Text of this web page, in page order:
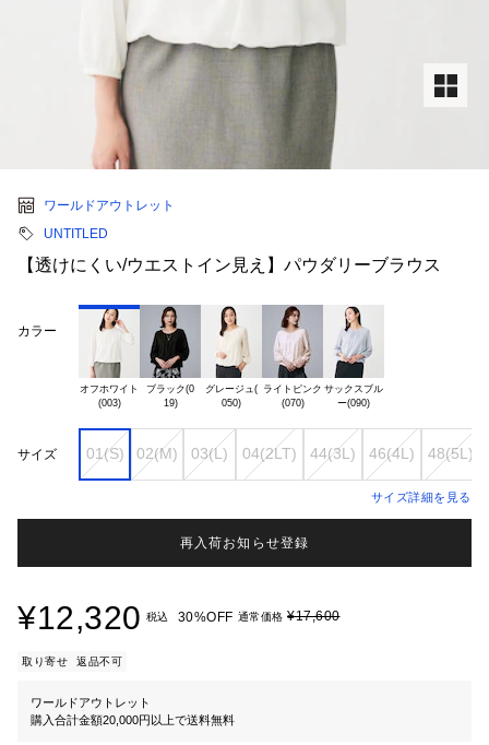
ワールドアウトレット
UNTITLED
【透けにくい/ウエストイン見え】パウダリーブラウス
カラー
オフホワイト
(003)
ブラック(0
19)
グレージュ( ライトピンク
(070)
サックスブル
サイズ 01(S) 02(M) 03(L) 04(2LT) 44(3L) 46(4L) 48(5L)
サイズ詳細を見る
再入荷お知らせ登録
¥12,320 税込 30%OFF 通常価格 ¥17,600
取り寄せ 返品不可
ワールドアウトレット
購入合計金額20,000円以上で送料無料